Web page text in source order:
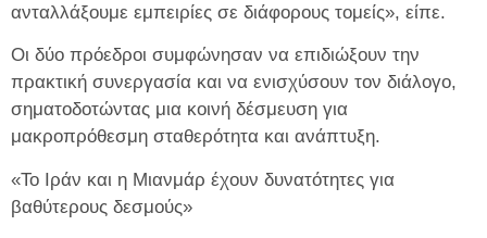
ανταλλάξουμε εμπειρίες σε διάφορους τομείς», είπε.
Οι δύο πρόεδροι συμφώνησαν να επιδιώξουν την
πρακτική συνεργασία και να ενισχύσουν τον διάλογο,
σηματοδοτώντας μια κοινή δέσμευση για
μακροπρόθεσμη σταθερότητα και ανάπτυξη.
«Το Ιράν και η Μιανμάρ έχουν δυνατότητες για
βαθύτερους δεσμούς»